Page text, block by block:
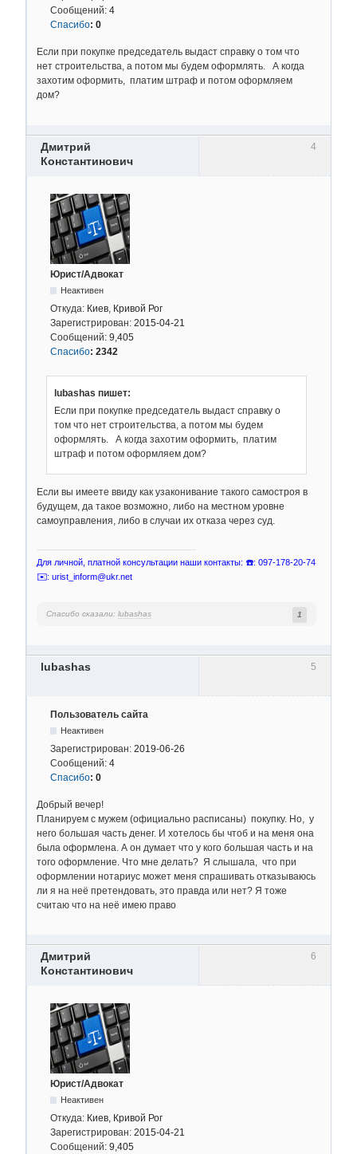
Сообщений: 4
Спасибо: 0
Если при покупке председатель выдаст справку о том что
нет строительства, а потом мы будем оформлять. А когда
захотим оформить, платим штраф и потом оформляем
дом?
4
Дмитрий
Константинович
Юрист/Адвокат
Неактивен
Откуда: Киев, Кривой Рог
Зарегистрирован: 2015-04-21
Сообщений: 9,405
Спасибо: 2342
lubashas пишет:
Если при покупке председатель выдаст справку о
том что нет строительства, а потом мы будем
оформлять. А когда захотим оформить, платим
штраф и потом оформляем дом?
Если вы имеете ввиду как узаконивание такого самостроя в
будущем, да такое возможно, либо на местном уровне
самоуправления, либо в случаи их отказа через суд.
Для личной, платной консультации наши контакты: ☎️: 097-178-20-74
✉️: urist_inform@ukr.net
Спасибо сказали: lubashas 1
5
lubashas
Пользователь сайта
Неактивен
Зарегистрирован: 2019-06-26
Сообщений: 4
Спасибо: 0
Добрый вечер!
Планируем с мужем (официально расписаны) покупку. Но, у
него большая часть денег. И хотелось бы чтоб и на меня она
была оформлена. А он думает что у кого большая часть и на
того оформление. Что мне делать? Я слышала, что при
оформлении нотариус может меня спрашивать отказываюсь
ли я на неё претендовать, это правда или нет? Я тоже
считаю что на неё имею право
6
Дмитрий
Константинович
Юрист/Адвокат
Неактивен
Откуда: Киев, Кривой Рог
Зарегистрирован: 2015-04-21
Сообщений: 9,405